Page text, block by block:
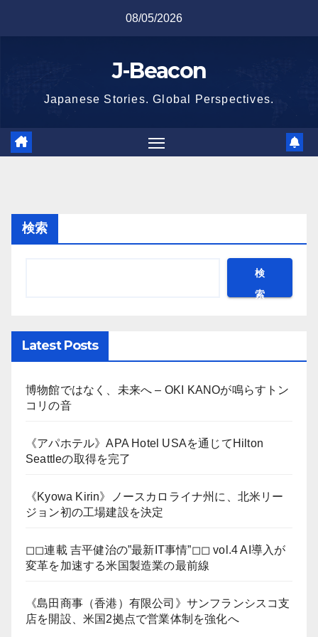
08/05/2026
J-Beacon
Japanese Stories. Global Perspectives.
検索
検
索
Latest Posts
博物館ではなく、未来へ – OKI KANOが鳴らすトン
コリの音
《アパホテル》APA Hotel USAを通じてHilton
Seattleの取得を完了
《Kyowa Kirin》ノースカロライナ州に、北米リー
ジョン初の工場建設を決定
◻︎◻︎連載 吉平健治の”最新IT事情”◻︎◻︎ vol.4 AI導入が
変革を加速する米国製造業の最前線
《島田商事（香港）有限公司》サンフランシスコ支
店を開設、米国2拠点で営業体制を強化へ